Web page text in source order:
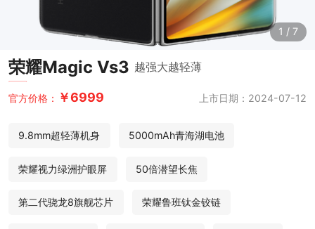
1 / 7
荣耀Magic Vs3 越强大越轻薄
官方价格： ￥6999 上市日期：2024-07-12
9.8mm超轻薄机身 5000mAh青海湖电池
荣耀视力绿洲护眼屏 50倍潜望长焦
第二代骁龙8旗舰芯片 荣耀鲁班钛金铰链